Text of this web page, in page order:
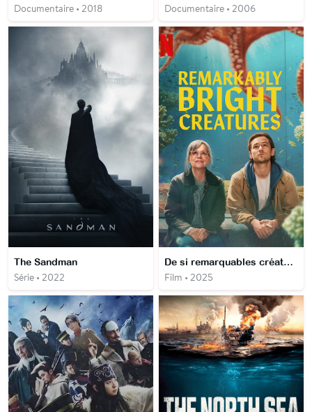
Documentaire • 2018 Documentaire • 2006
The Sandman
Série • 2022
De si remarquables créatures
Film • 2025